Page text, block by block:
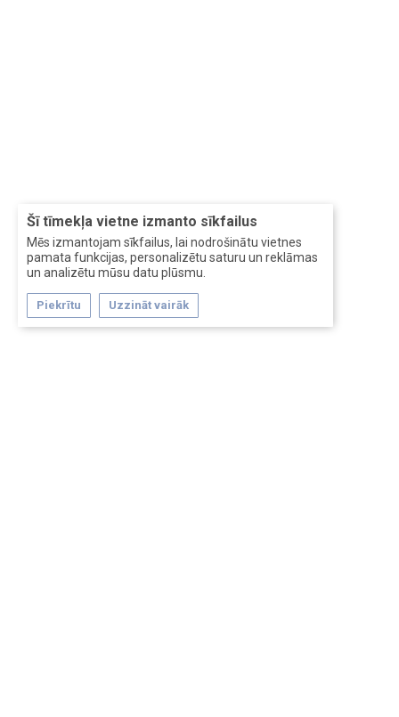
Šī tīmekļa vietne izmanto sīkfailus
Mēs izmantojam sīkfailus, lai nodrošinātu vietnes
pamata funkcijas, personalizētu saturu un reklāmas
un analizētu mūsu datu plūsmu.
Piekrītu Uzzināt vairāk